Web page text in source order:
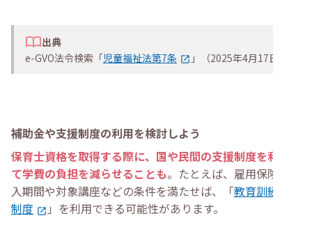
出典
e-GVO法令検索「児童福祉法第7条 」（2025年4月17日）
補助金や支援制度の利用を検討しよう
保育士資格を取得する際に、国や民間の支援制度を利用し
て学費の負担を減らせることも。たとえば、雇用保険の加
入期間や対象講座などの条件を満たせば、「教育訓練給付
制度
」を利用できる可能性があります。